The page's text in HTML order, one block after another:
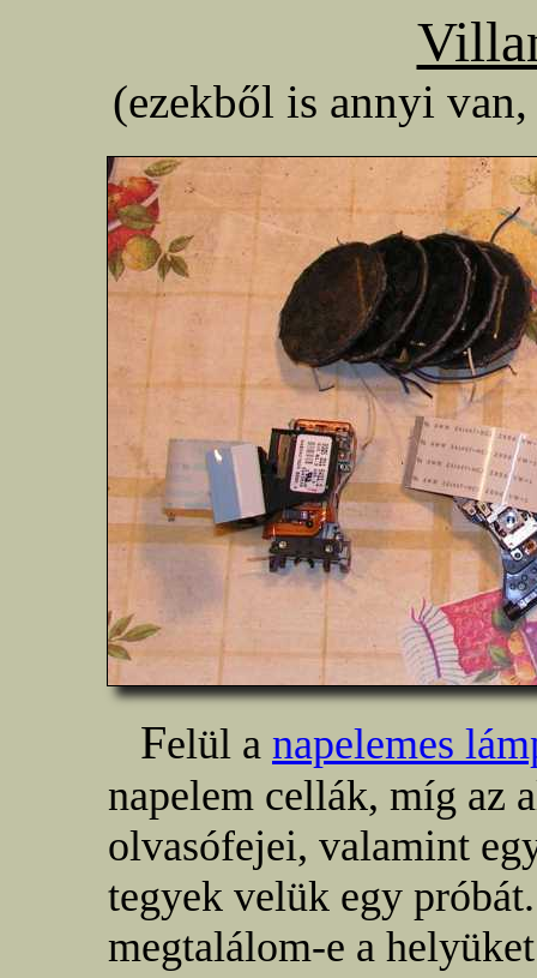
(ezekből is annyi
Felül a napelemes
napelem cellák, míg az
olvasófejei, valamint
tegyek velük egy
megtalálom-e a